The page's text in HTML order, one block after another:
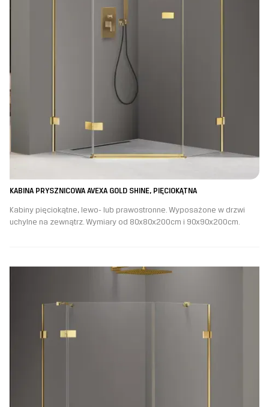
KABINA PRYSZNICOWA AVEXA GOLD SHINE, PIĘCIOKĄTNA
Kabiny pięciokątne, lewo- lub prawostronne. Wyposażone w drzwi
uchylne na zewnątrz. Wymiary od 80x80x200cm i 90x90x200cm.